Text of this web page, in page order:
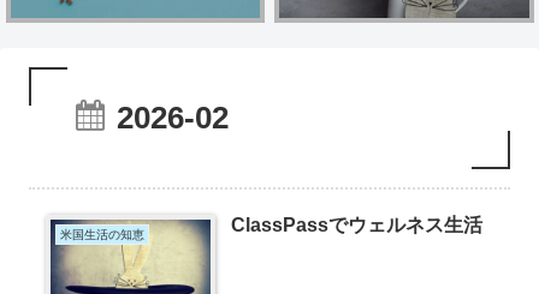
2026-02
米国生活の知恵 ClassPassでウェルネス生活